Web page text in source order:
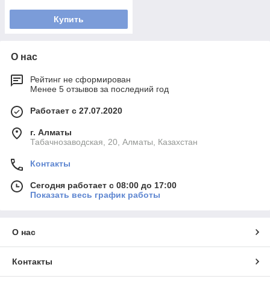
Купить
О нас
Рейтинг не сформирован
Менее 5 отзывов за последний год
Работает с 27.07.2020
г. Алматы
Табачнозаводская, 20, Алматы, Казахстан
Контакты
Сегодня работает с 08:00 до 17:00
Показать весь график работы
О нас
Контакты